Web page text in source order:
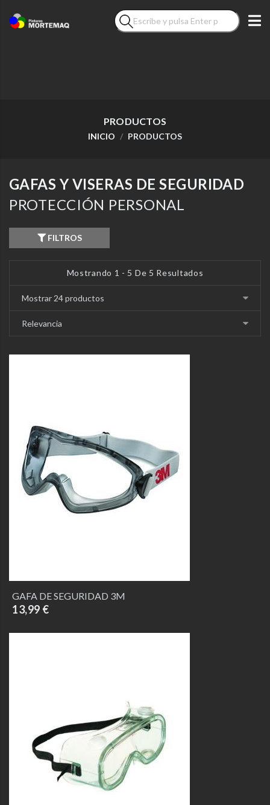
PRODUCTOS
INICIO PRODUCTOS
GAFAS Y VISERAS DE SEGURIDAD
PROTECCIÓN PERSONAL
FILTROS
Mostrando 1 - 5 De 5 Resultados
GAFA DE SEGURIDAD 3M
13,99 €